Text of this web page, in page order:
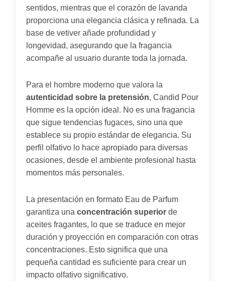
sentidos, mientras que el corazón de lavanda
proporciona una elegancia clásica y refinada. La
base de vetiver añade profundidad y
longevidad, asegurando que la fragancia
acompañe al usuario durante toda la jornada.
Para el hombre moderno que valora la
autenticidad sobre la pretensión, Candid Pour
Homme es la opción ideal. No es una fragancia
que sigue tendencias fugaces, sino una que
establece su propio estándar de elegancia. Su
perfil olfativo lo hace apropiado para diversas
ocasiones, desde el ambiente profesional hasta
momentos más personales.
La presentación en formato Eau de Parfum
garantiza una concentración superior de
aceites fragantes, lo que se traduce en mejor
duración y proyección en comparación con otras
concentraciones. Esto significa que una
pequeña cantidad es suficiente para crear un
impacto olfativo significativo.